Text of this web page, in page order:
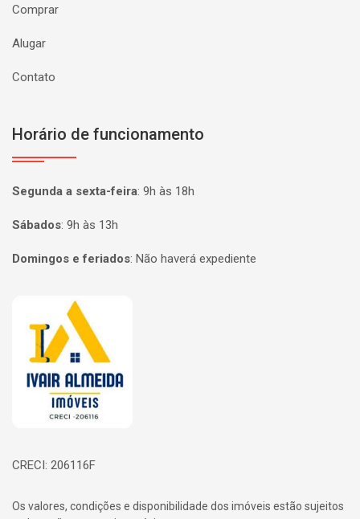
Comprar
Alugar
Contato
Horário de funcionamento
Segunda a sexta-feira: 9h às 18h
Sábados: 9h às 13h
Domingos e feriados: Não haverá expediente
Página inicial
CRECI: 206116F
Os valores, condições e disponibilidade dos imóveis estão sujeitos